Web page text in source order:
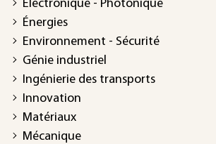
Électronique - Photonique
Énergies
Environnement - Sécurité
Génie industriel
Ingénierie des transports
Innovation
Matériaux
Mécanique